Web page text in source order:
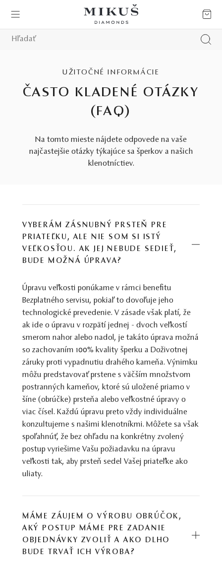
UŽITOČNÉ INFORMÁCIE
ČASTO KLADENÉ OTÁZKY
(FAQ)
Na tomto mieste nájdete odpovede na vaše
najčastejšie otázky týkajúce sa šperkov a našich
klenotníctiev.
VYBERÁM ZÁSNUBNÝ PRSTEŇ PRE
PRIATEĽKU, ALE NIE SOM SI ISTÝ
VEĽKOSŤOU. AK JEJ NEBUDE SEDIEŤ,
BUDE MOŽNÁ ÚPRAVA?
Úpravu veľkosti ponúkame v rámci benefitu
Bezplatného servisu, pokiaľ to dovoľuje jeho
technologické prevedenie. V zásade však platí, že
ak ide o úpravu v rozpätí jednej - dvoch veľkostí
smerom nahor alebo nadol, je takáto úprava možná
so zachovaním 100% kvality šperku a Doživotnej
záruky proti vypadnutiu drahého kameňa. Výnimku
môžu predstavovať prstene s väčším množstvom
postranných kameňov, ktoré sú uložené priamo v
šíne (obrúčke) prsteňa alebo veľkostné úpravy o
viac čísel. Každú úpravu preto vždy individuálne
konzultujeme s našimi klenotníkmi. Môžete sa však
spoľahnúť, že bez ohľadu na konkrétny zvolený
postup vyriešime Vašu požiadavku na úpravu
veľkosti tak, aby prsteň sedel Vašej priateľke ako
uliaty.
MÁME ZÁUJEM O VÝROBU OBRÚČOK,
AKÝ POSTUP MÁME PRE ZADANIE
OBJEDNÁVKY ZVOLIŤ A AKO DLHO
BUDE TRVAŤ ICH VÝROBA?